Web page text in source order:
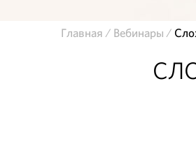
Главная Вебинары